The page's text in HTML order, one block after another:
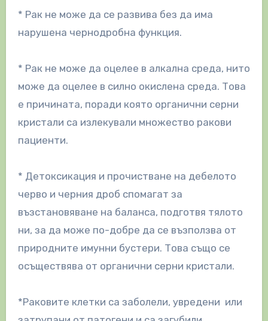
* Рак не може да се развива без да има
нарушена чернодробна функция.
* Рак не може да оцелее в алкална среда, нито
може да оцелее в силно окислена среда. Това
е причината, поради която органични серни
кристали са излекували множество ракови
пациенти.
* Детоксикация и прочистване на дебелото
черво и черния дроб спомагат за
възстановяване на баланса, подготвя тялото
ни, за да може по-добре да се възползва от
природните имунни бустери. Това също се
осъществява от органични серни кристали.
*Раковите клетки са заболели, увредени или